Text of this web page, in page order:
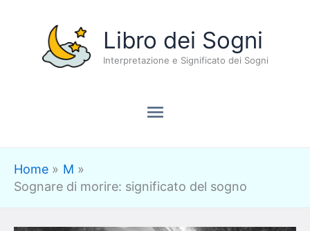
contenuto
Libro dei Sogni
Interpretazione e Significato dei Sogni
Menu
principale
Home
M
Sognare di morire: significato del sogno